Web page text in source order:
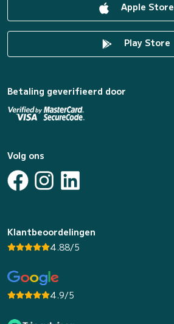
Apple Store
Play Store
Betaling geverifieerd door
Volg ons
Klantbeoordelingen
4.88/5
4.9/5